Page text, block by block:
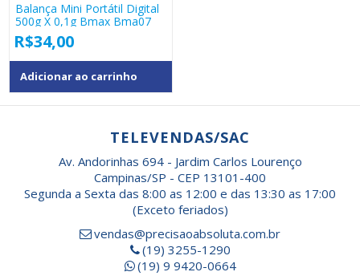
Balança Mini Portátil Digital
500g X 0,1g Bmax Bma07
R$34,00
Adicionar ao carrinho
TELEVENDAS/SAC
Av. Andorinhas 694 - Jardim Carlos Lourenço
Campinas/SP - CEP 13101-400
Segunda a Sexta das 8:00 as 12:00 e das 13:30 as 17:00
(Exceto feriados)
vendas@precisaoabsoluta.com.br
(19) 3255-1290
(19) 9 9420-0664